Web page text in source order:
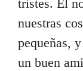
tristes. Él
nuestras
pequeñas,
un buen